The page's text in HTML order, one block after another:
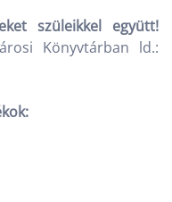
szüleikkel együtt!
Könyvtárban ld.: